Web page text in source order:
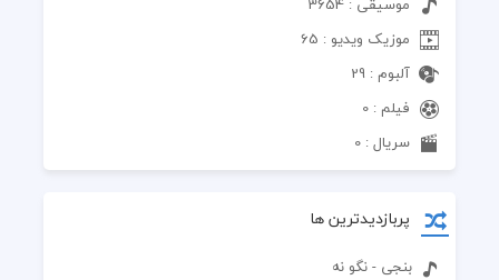
موزیک ویدیو : 65
آلبوم : 29
فیلم : 0
سریال : 0
پربازدیدترین ها
بنجی - نگو نه